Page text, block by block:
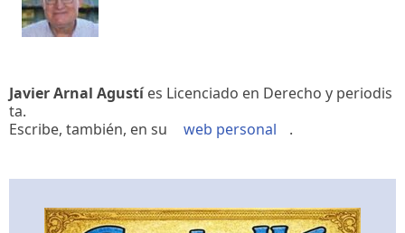
Javier Arnal Agustíes Licenciado en Derecho y periodis
ta.
Escribe, también, en su
web personal .